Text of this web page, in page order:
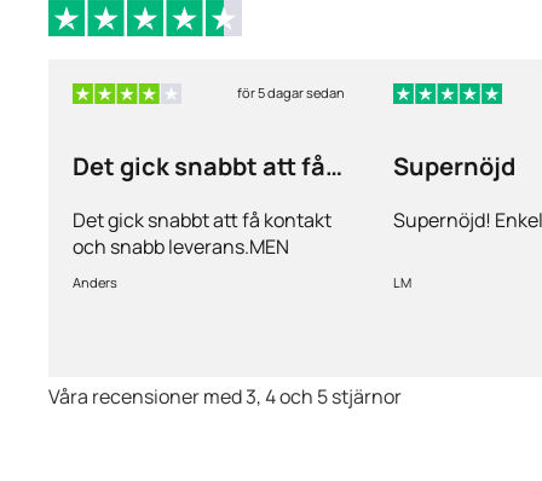
för 5 dagar sedan
Det gick snabbt att få
Det gick snabbt att få kontakt
och snabb leverans.MEN
priserna är alldeles för höga på
Anders
Supernöjd
Supernöjd!
LM
Våra recensioner med 3, 4 och 5 stjärnor